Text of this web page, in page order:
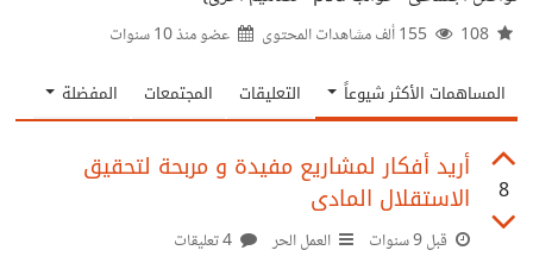
عضو منذ10 سنوات
المساهمات الأكثر شيوعاً التعليقات المجتمعات المفضلة
8
أريد أفكار لمشاريع مفيدة و مربحة لتحقيق
الاستقلال المادى
قبل 9 سنوات العمل الحر